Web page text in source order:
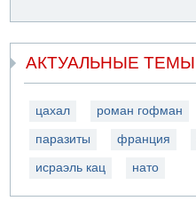
АКТУАЛЬНЫЕ ТЕМЫ
цахал роман гофман
паразиты франция
исраэль кац нато